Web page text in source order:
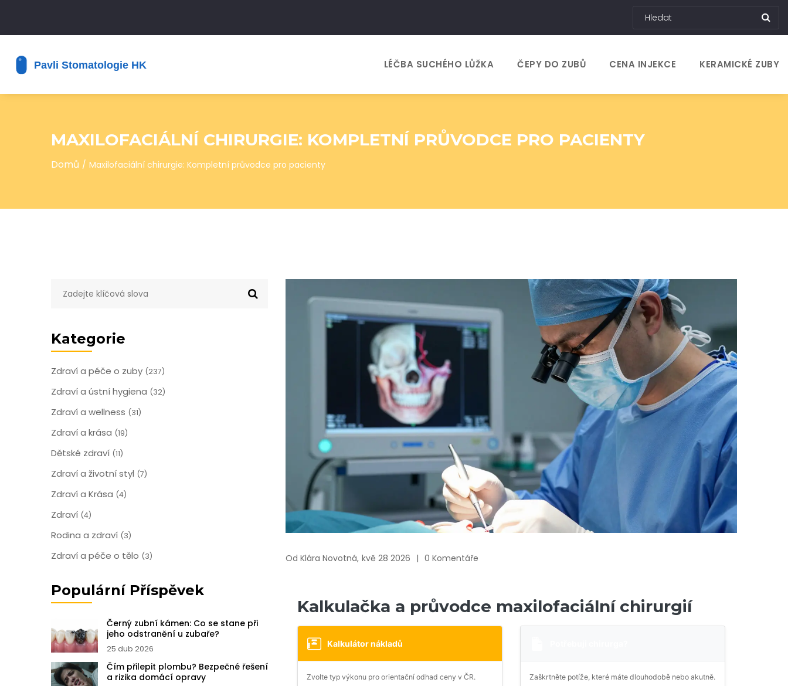
LÉČBA SUCHÉHO LŮŽKA ČEPY DO ZUBŮ CENA INJEKCE KERAMICKÉ ZUBY
MAXILOFACIÁLNÍ CHIRURGIE: KOMPLETNÍ PRŮVODCE PRO PACIENTY
Domů Maxilofaciální chirurgie: Kompletní průvodce pro pacienty
Kategorie
Zdraví a péče o zuby (237)
Zdraví a ústní hygiena (32)
Zdraví a wellness (31)
Zdraví a krása (19)
Dětské zdraví (11)
Zdraví a životní styl (7)
Zdraví a Krása (4)
Zdraví (4)
Rodina a zdraví (3)
Zdraví a péče o tělo (3)
Populární Příspěvek
Černý zubní kámen: Co se stane při
jeho odstranění u zubaře?
25 dub 2026
Čím přilepit plombu? Bezpečné řešení
a rizika domácí opravy
Od Klára Novotná, kvě 28 2026 0 Komentáře
Kalkulačka a průvodce maxilofaciální chirurgií
Kalkulátor nákladů
Zvolte typ výkonu pro orientační odhad ceny v ČR. Zaškrtněte potíže, které máte dlouhodobě nebo akutně.